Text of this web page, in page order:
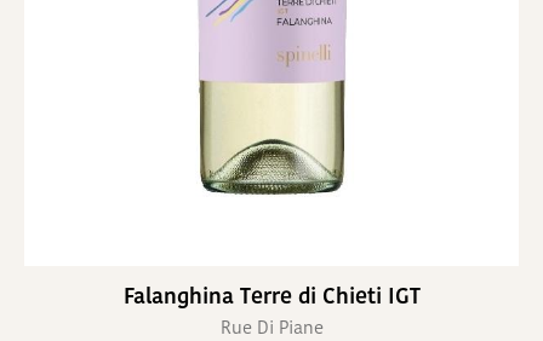
Falanghina Terre di Chieti IGT
Rue Di Piane